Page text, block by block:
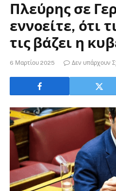
Πλεύρης σε
εννοείτε, ότι
τις βάζει η
6 Μαρτίου 2025 Δεν υπάρχουν